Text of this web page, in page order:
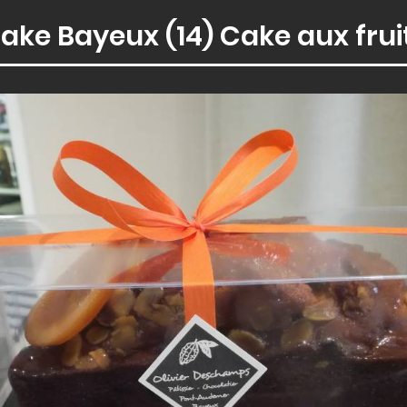
Bayeux (14) Cake aux